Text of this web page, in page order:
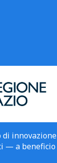
di innovazione
— a beneficio